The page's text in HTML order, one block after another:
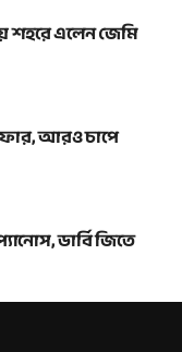
শহরে এলেন জেমি
আরও চাপে
ডার্বি জিতে